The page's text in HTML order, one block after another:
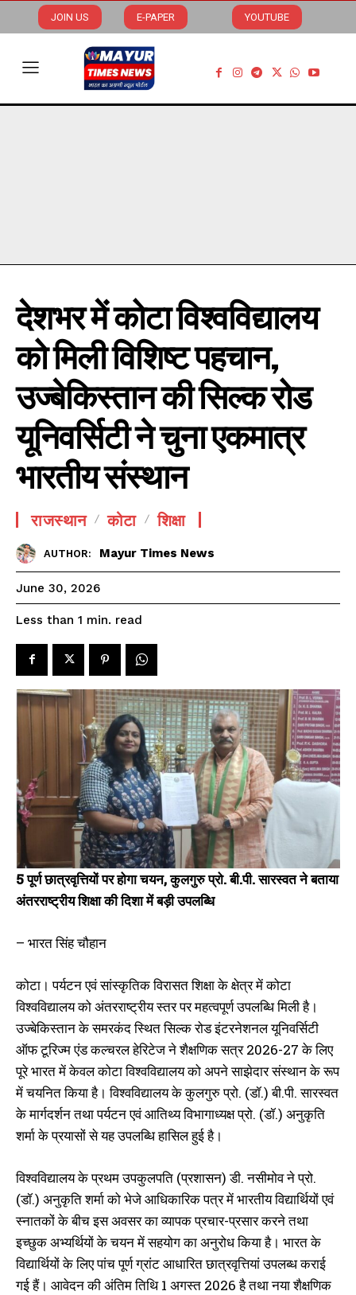
JOIN US E-PAPER YOUTUBE
देशभर में कोटा विश्वविद्यालय
को मिली विशिष्ट पहचान,
उज्बेकिस्तान की सिल्क रोड
यूनिवर्सिटी ने चुना एकमात्र
भारतीय संस्थान
राजस्थान कोटा शिक्षा
AUTHOR: Mayur Times News
June 30, 2026
Less than 1 min. read
5 पूर्ण छात्रवृत्तियों पर होगा चयन, कुलगुरु प्रो. बी.पी. सारस्वत ने बताया
अंतरराष्ट्रीय शिक्षा की दिशा में बड़ी उपलब्धि
– भारत सिंह चौहान
कोटा। पर्यटन एवं सांस्कृतिक विरासत शिक्षा के क्षेत्र में कोटा
विश्वविद्यालय को अंतरराष्ट्रीय स्तर पर महत्वपूर्ण उपलब्धि मिली है।
उज्बेकिस्तान के समरकंद स्थित सिल्क रोड इंटरनेशनल यूनिवर्सिटी
ऑफ टूरिज्म एंड कल्चरल हेरिटेज ने शैक्षणिक सत्र 2026-27 के लिए
पूरे भारत में केवल कोटा विश्वविद्यालय को अपने साझेदार संस्थान के रूप
में चयनित किया है। विश्वविद्यालय के कुलगुरु प्रो. (डॉ.) बी.पी. सारस्वत
के मार्गदर्शन तथा पर्यटन एवं आतिथ्य विभागाध्यक्ष प्रो. (डॉ.) अनुकृति
शर्मा के प्रयासों से यह उपलब्धि हासिल हुई है।
विश्वविद्यालय के प्रथम उपकुलपति (प्रशासन) डी. नसीमोव ने प्रो.
(डॉ.) अनुकृति शर्मा को भेजे आधिकारिक पत्र में भारतीय विद्यार्थियों एवं
स्नातकों के बीच इस अवसर का व्यापक प्रचार-प्रसार करने तथा
इच्छुक अभ्यर्थियों के चयन में सहयोग का अनुरोध किया है। भारत के
विद्यार्थियों के लिए पांच पूर्ण ग्रांट आधारित छात्रवृत्तियां उपलब्ध कराई
गई हैं। आवेदन की अंतिम तिथि 1 अगस्त 2026 है तथा नया शैक्षणिक